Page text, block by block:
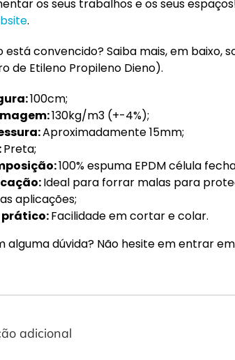
os seus trabalhos e os seus
.
está convencido? Saiba mais, em baixo,
de Etileno Propileno Dieno).
100cm;
130kg/m3 (+-4%);
Aproximadamente 15mm;
Preta;
100% espuma EPDM célula
Ideal para forrar malas para
aplicações;
prático:Facilidade em cortar e colar.
alguma dúvida? Não hesite em entrar
adicional